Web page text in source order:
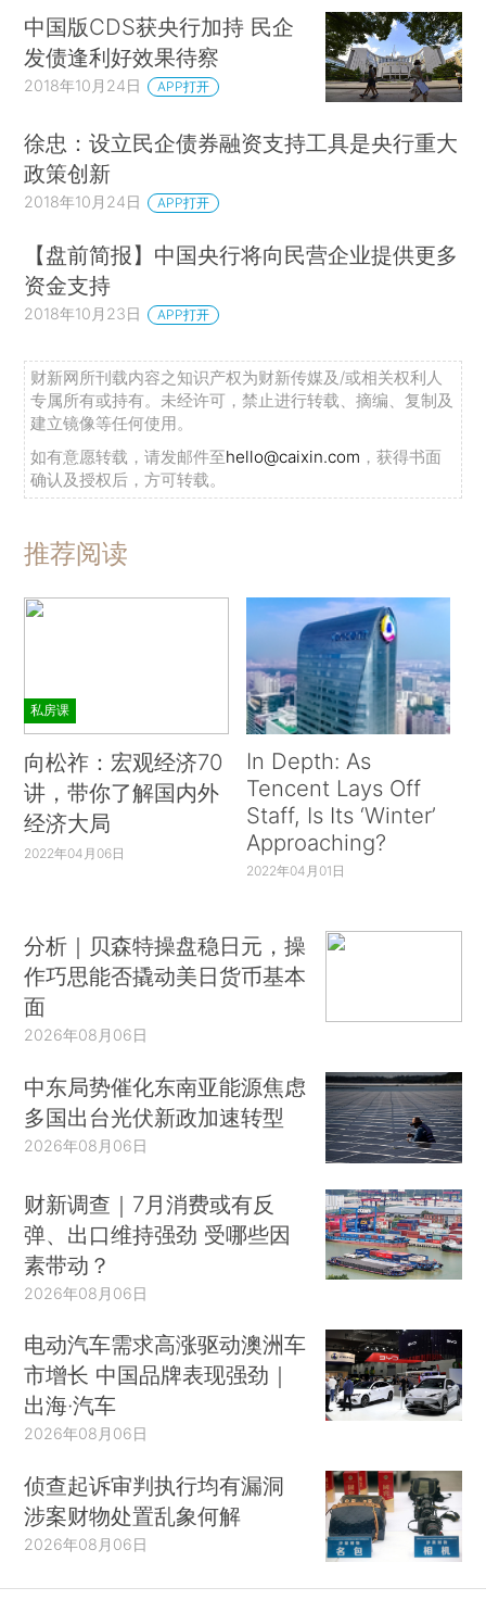
中国版CDS获央行加持 民企
发债逢利好效果待察
2018年10月24日 APP打开
徐忠：设立民企债券融资支持工具是央行重大
政策创新
2018年10月24日 APP打开
【盘前简报】中国央行将向民营企业提供更多
资金支持
2018年10月23日 APP打开
财新网所刊载内容之知识产权为财新传媒及/或相关权利人
专属所有或持有。未经许可，禁止进行转载、摘编、复制及
建立镜像等任何使用。
如有意愿转载，请发邮件至hello@caixin.com ，获得书面
确认及授权后，方可转载。
推荐阅读
私房课
向松祚：宏观经济70
讲，带你了解国内外
经济大局
2022年04月06日
In Depth: As
Tencent Lays Off
Staff, Is Its ‘Winter’
Approaching?
2022年04月01日
分析｜贝森特操盘稳日元，操
作巧思能否撬动美日货币基本
面
2026年08月06日
中东局势催化东南亚能源焦虑
多国出台光伏新政加速转型
2026年08月06日
财新调查｜7月消费或有反
弹、出口维持强劲 受哪些因
素带动？
2026年08月06日
电动汽车需求高涨驱动澳洲车
市增长 中国品牌表现强劲｜
出海·汽车
2026年08月06日
侦查起诉审判执行均有漏洞
涉案财物处置乱象何解
2026年08月06日